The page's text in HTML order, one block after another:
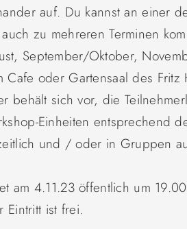
auf. Du kannst an einer
zu mehreren Terminen
September/Oktober,
Cafe oder Gartensaal des Fritz
behält sich vor, die
Einheiten entsprechend
und / oder in Gruppen
am 4.11.23 öffentlich um
Eintritt ist frei.